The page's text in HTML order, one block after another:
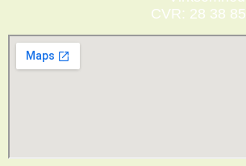
CVR: 28 38